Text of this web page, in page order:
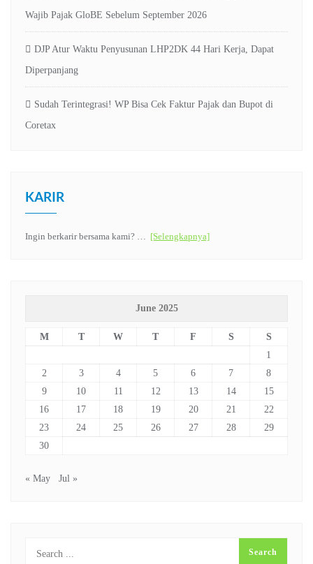
Wajib Pajak GloBE Sebelum September 2026
DJP Atur Waktu Penyusunan LHP2DK 44 Hari Kerja, Dapat
Diperpanjang
Sudah Terintegrasi! WP Bisa Cek Faktur Pajak dan Bupot di
Coretax
KARIR
Ingin berkarir bersama kami? … [Selengkapnya]
June 2025
M T W T F S
S
1
2
3 4 5 6 7
8
9
10 11 12 13 14
15
16
17 18 19 20 21
22
23
24 25 26 27 28
29
30
« May Jul »